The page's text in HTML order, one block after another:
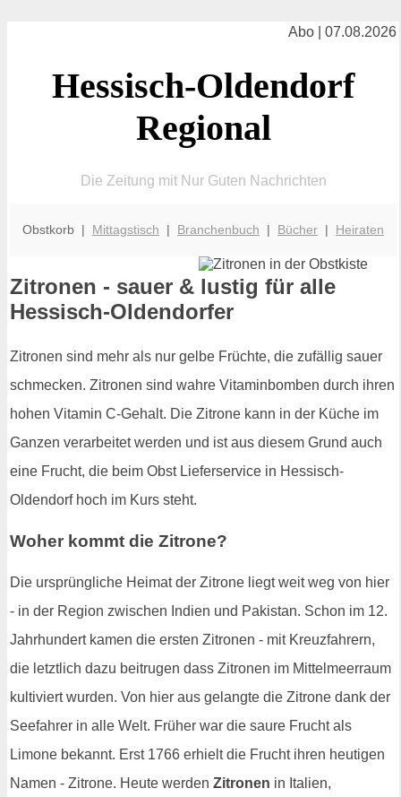
Abo | 07.08.2026
Hessisch-Oldendorf
Regional
Die Zeitung mit Nur Guten Nachrichten
Obstkorb | Mittagstisch | Branchenbuch | Bücher | Heiraten
Zitronen - sauer & lustig für alle
Hessisch-Oldendorfer
Zitronen sind mehr als nur gelbe Früchte, die zufällig sauer
schmecken. Zitronen sind wahre Vitaminbomben durch ihren
hohen Vitamin C-Gehalt. Die Zitrone kann in der Küche im
Ganzen verarbeitet werden und ist aus diesem Grund auch
eine Frucht, die beim Obst Lieferservice in Hessisch-
Oldendorf hoch im Kurs steht.
Woher kommt die Zitrone?
Die ursprüngliche Heimat der Zitrone liegt weit weg von hier
- in der Region zwischen Indien und Pakistan. Schon im 12.
Jahrhundert kamen die ersten Zitronen - mit Kreuzfahrern,
die letztlich dazu beitrugen dass Zitronen im Mittelmeerraum
kultiviert wurden. Von hier aus gelangte die Zitrone dank der
Seefahrer in alle Welt. Früher war die saure Frucht als
Limone bekannt. Erst 1766 erhielt die Frucht ihren heutigen
Namen - Zitrone. Heute werden Zitronen in Italien,